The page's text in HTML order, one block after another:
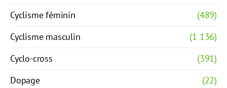
Cyclisme féminin
(489)
Cyclisme masculin
(1 136)
Cyclo-cross
(391)
Dopage
(22)